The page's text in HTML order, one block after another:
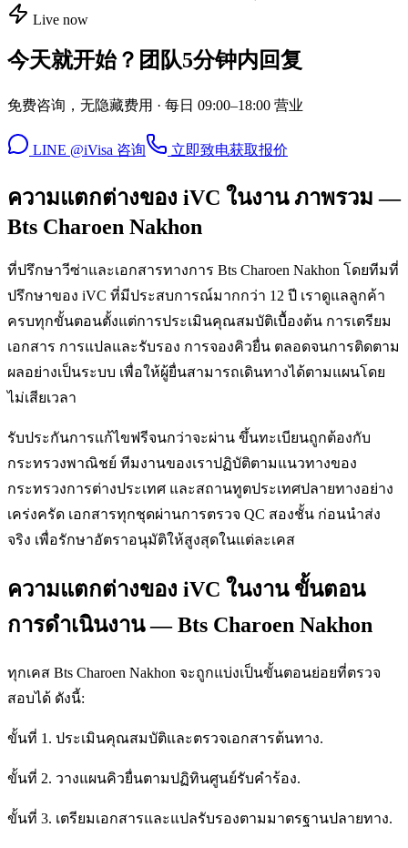
Live now
今天就开始？团队5分钟内回复
免费咨询，无隐藏费用 · 每日 09:00–18:00 营业
LINE @iVisa 咨询 立即致电获取报价
ความแตกต่างของ iVC ในงาน ภาพรวม —
Bts Charoen Nakhon
ที่ปรึกษาวีซ่าและเอกสารทางการ Bts Charoen Nakhon โดยทีมที่
ปรึกษาของ iVC ที่มีประสบการณ์มากกว่า 12 ปี เราดูแลลูกค้า
ครบทุกขั้นตอนตั้งแต่การประเมินคุณสมบัติเบื้องต้น การเตรียม
เอกสาร การแปลและรับรอง การจองคิวยื่น ตลอดจนการติดตาม
ผลอย่างเป็นระบบ เพื่อให้ผู้ยื่นสามารถเดินทางได้ตามแผนโดย
ไม่เสียเวลา
รับประกันการแก้ไขฟรีจนกว่าจะผ่าน ขึ้นทะเบียนถูกต้องกับ
กระทรวงพาณิชย์ ทีมงานของเราปฏิบัติตามแนวทางของ
กระทรวงการต่างประเทศ และสถานทูตประเทศปลายทางอย่าง
เคร่งครัด เอกสารทุกชุดผ่านการตรวจ QC สองชั้น ก่อนนำส่ง
จริง เพื่อรักษาอัตราอนุมัติให้สูงสุดในแต่ละเคส
ความแตกต่างของ iVC ในงาน ขั้นตอน
การดำเนินงาน — Bts Charoen Nakhon
ทุกเคส Bts Charoen Nakhon จะถูกแบ่งเป็นขั้นตอนย่อยที่ตรวจ
สอบได้ ดังนี้:
ขั้นที่ 1. ประเมินคุณสมบัติและตรวจเอกสารต้นทาง.
ขั้นที่ 2. วางแผนคิวยื่นตามปฏิทินศูนย์รับคำร้อง.
ขั้นที่ 3. เตรียมเอกสารและแปลรับรองตามมาตรฐานปลายทาง.